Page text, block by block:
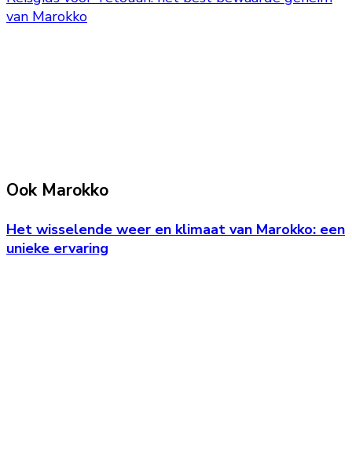
van Marokko
Ook Marokko
Het wisselende weer en klimaat van Marokko: een
unieke ervaring